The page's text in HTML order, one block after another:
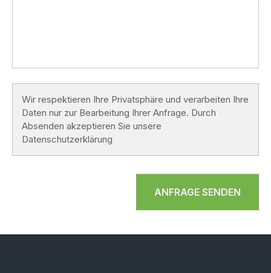
Wir respektieren Ihre Privatsphäre und verarbeiten Ihre
Daten nur zur Bearbeitung Ihrer Anfrage. Durch
Absenden akzeptieren Sie unsere
Datenschutzerklärung